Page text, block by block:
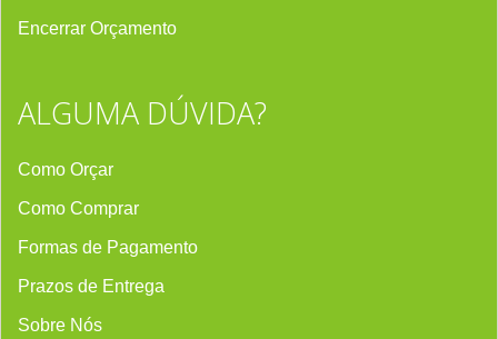
Encerrar Orçamento
ALGUMA DÚVIDA?
Como Orçar
Como Comprar
Formas de Pagamento
Prazos de Entrega
Sobre Nós